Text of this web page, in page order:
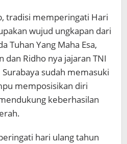
tradisi memperingati Hari
wujud ungkapan dari
Tuhan Yang Maha Esa,
dan Ridho nya jajaran TNI
sudah memasuki
memposisikan diri
keberhasilan
hari ulang tahun